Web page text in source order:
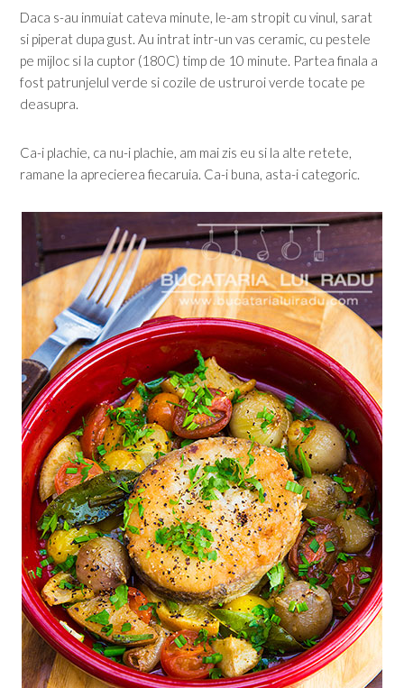
Daca s-au inmuiat cateva minute, le-am stropit cu vinul, sarat
si piperat dupa gust. Au intrat intr-un vas ceramic, cu pestele
pe mijloc si la cuptor (180C) timp de 10 minute. Partea finala a
fost patrunjelul verde si cozile de ustruroi verde tocate pe
deasupra.
Ca-i plachie, ca nu-i plachie, am mai zis eu si la alte retete,
ramane la aprecierea fiecaruia. Ca-i buna, asta-i categoric.